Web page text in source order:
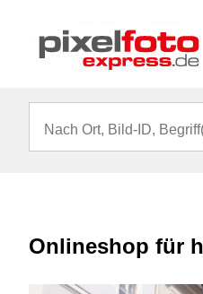
Onlineshop für